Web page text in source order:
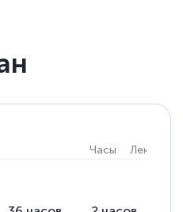
Часы Лекции